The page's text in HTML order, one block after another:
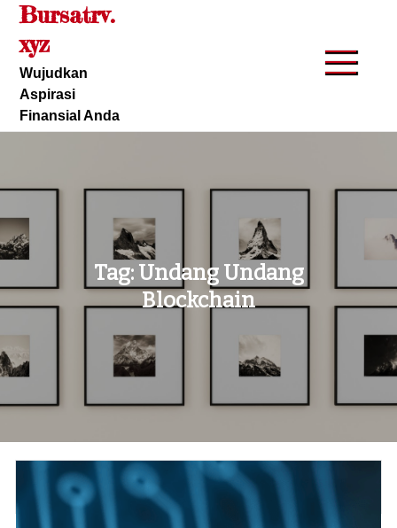
Skip
content
Bursatrv.
xyz
Wujudkan
Aspirasi
Finansial Anda
Tag: Undang Undang
Blockchain